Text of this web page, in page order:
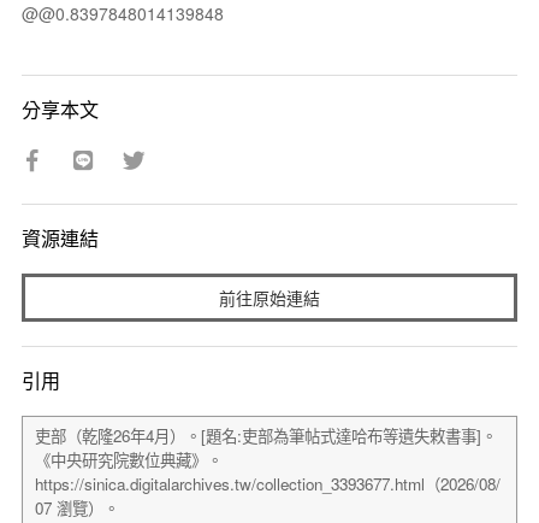
@@0.8397848014139848
分享本文
資源連結
前往原始連結
引用